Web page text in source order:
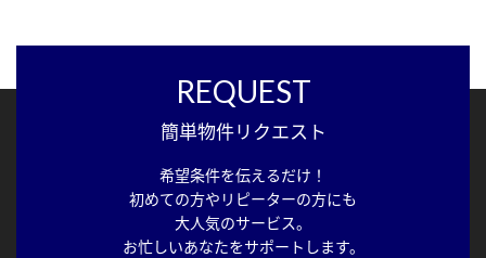
REQUEST
簡単物件リクエスト
希望条件を伝えるだけ！
初めての方やリピーターの方にも
大人気のサービス。
お忙しいあなたをサポートします。